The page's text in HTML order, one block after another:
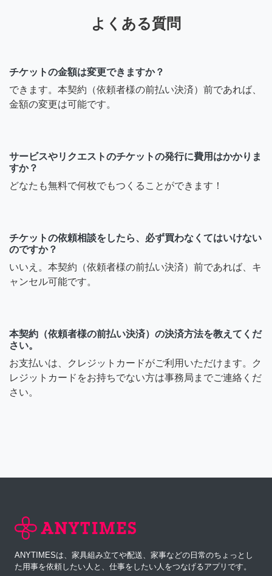
よくある質問
チケットの金額は変更できますか？
できます。本契約（依頼者様の前払い決済）前であれば、
金額の変更は可能です。
サービスやリクエストのチケットの発行に費用はかかりま
すか？
どなたも無料で何枚でもつくることができます！
チケットの依頼相談をしたら、必ず買わなくてはいけない
のですか？
いいえ。本契約（依頼者様の前払い決済）前であれば、キ
ャンセル可能です。
本契約（依頼者様の前払い決済）の決済方法を教えてくだ
さい。
お支払いは、クレジットカードがご利用いただけます。ク
レジットカードをお持ちでない方は事務局までご連絡くだ
さい。
ANYTIMESは、家具組み立てや配送、家事などの日常のちょっとし
た用事を依頼したい人と、仕事をしたい人をつなげるアプリです。